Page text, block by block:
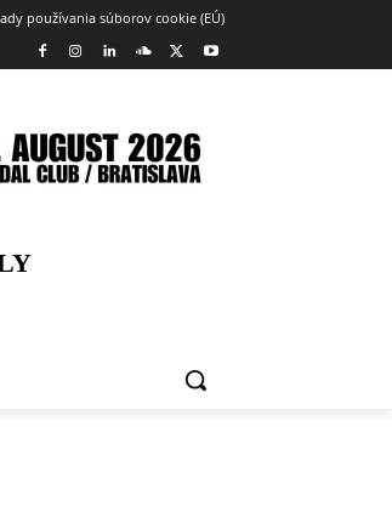
používania súborov cookie (EÚ)